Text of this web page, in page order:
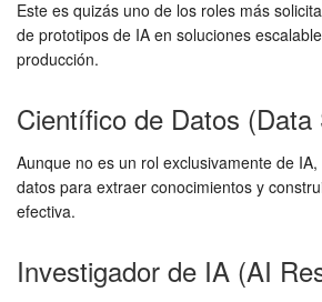
Este es quizás uno de los roles más
de prototipos de IA en soluciones
producción.
Científico de Datos (Data
Aunque no es un rol exclusivamente de
datos para extraer conocimientos y
efectiva.
Investigador de IA (AI